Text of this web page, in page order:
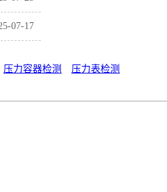
07-17
压力容器检测 压力表检测